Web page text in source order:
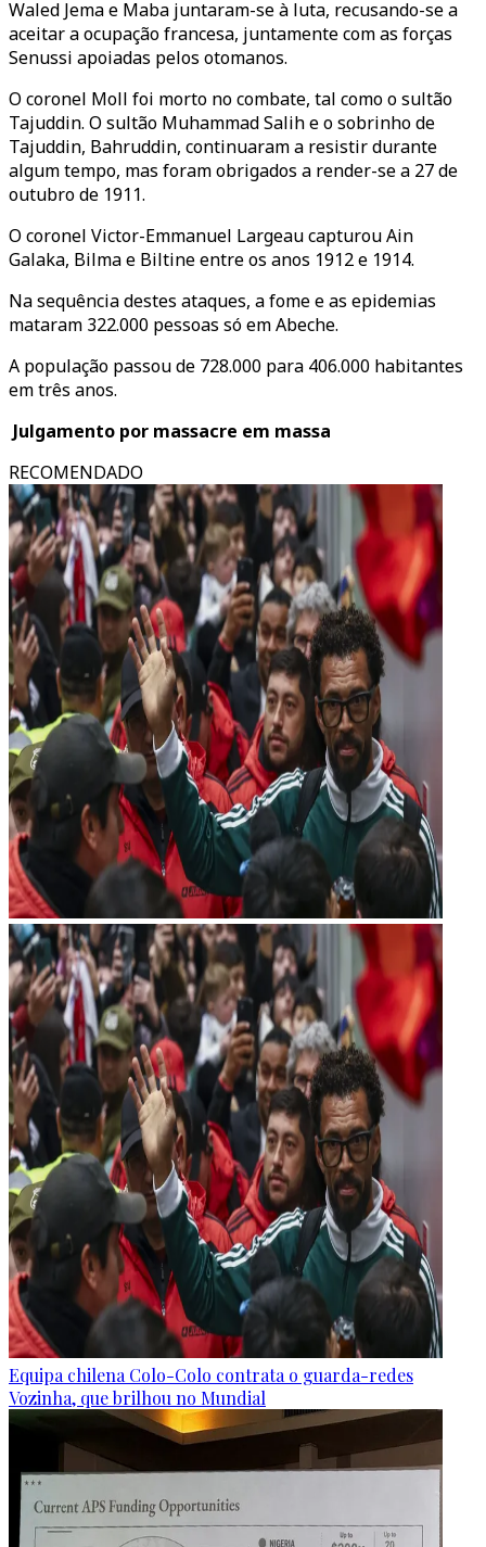
Waled Jema e Maba juntaram-se à luta, recusando-se a
aceitar a ocupação francesa, juntamente com as forças
Senussi apoiadas pelos otomanos.
O coronel Moll foi morto no combate, tal como o sultão
Tajuddin. O sultão Muhammad Salih e o sobrinho de
Tajuddin, Bahruddin, continuaram a resistir durante
algum tempo, mas foram obrigados a render-se a 27 de
outubro de 1911.
O coronel Victor-Emmanuel Largeau capturou Ain
Galaka, Bilma e Biltine entre os anos 1912 e 1914.
Na sequência destes ataques, a fome e as epidemias
mataram 322.000 pessoas só em Abeche.
A população passou de 728.000 para 406.000 habitantes
em três anos.
Julgamento por massacre em massa
RECOMENDADO
Equipa chilena Colo-Colo contrata o guarda-redes
Vozinha, que brilhou no Mundial